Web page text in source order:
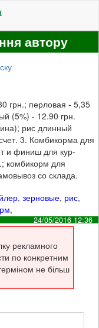
автору
грн.; перловая - 5,35
(5%) - 12.90 грн.
рис длинный
3. Комбикорма для
и финиш для кур-
комбикорм для
со склада.
,зерновые, рис,
,
24/05/2016 12:36
рекламного
по конкретним
не більш